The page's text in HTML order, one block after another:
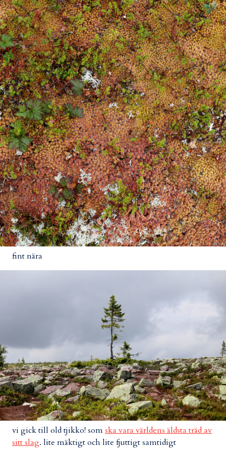
fint nära
vi gick till old tjikko! somska vara världens äldsta träd av
sitt slag. lite mäktigt och lite fjuttigt samtidigt